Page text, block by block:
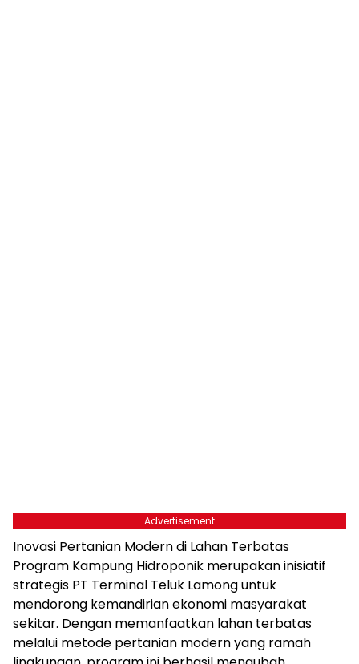
Advertisement
Inovasi Pertanian Modern di Lahan Terbatas
Program Kampung Hidroponik merupakan inisiatif
strategis PT Terminal Teluk Lamong untuk
mendorong kemandirian ekonomi masyarakat
sekitar. Dengan memanfaatkan lahan terbatas
melalui metode pertanian modern yang ramah